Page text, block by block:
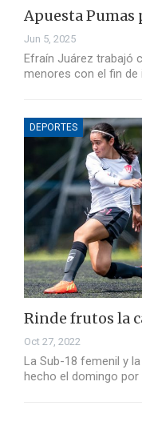
Apuesta Pumas
Jun 5, 2025
Efraín Juárez trabajó
menores con el fin de
DEPORTES
Rinde frutos la
Oct 27, 2022
La Sub-18 femenil y
hecho el domingo por